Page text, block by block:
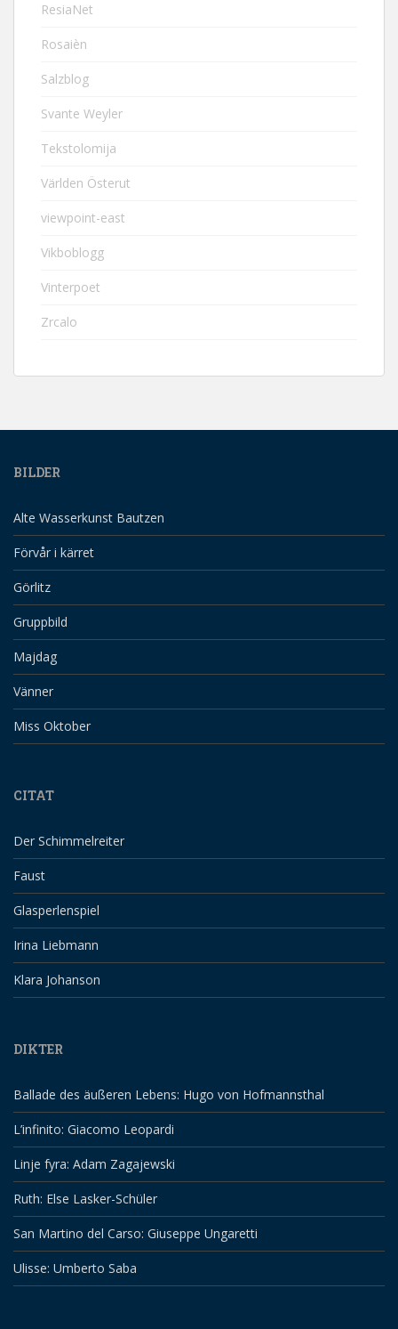
ResiaNet
Rosaièn
Salzblog
Svante Weyler
Tekstolomija
Världen Österut
viewpoint-east
Vikboblogg
Vinterpoet
Zrcalo
BILDER
Alte Wasserkunst Bautzen
Förvår i kärret
Görlitz
Gruppbild
Majdag
Vänner
Miss Oktober
CITAT
Der Schimmelreiter
Faust
Glasperlenspiel
Irina Liebmann
Klara Johanson
DIKTER
Ballade des äußeren Lebens: Hugo von Hofmannsthal
L’infinito: Giacomo Leopardi
Linje fyra: Adam Zagajewski
Ruth: Else Lasker-Schüler
San Martino del Carso: Giuseppe Ungaretti
Ulisse: Umberto Saba